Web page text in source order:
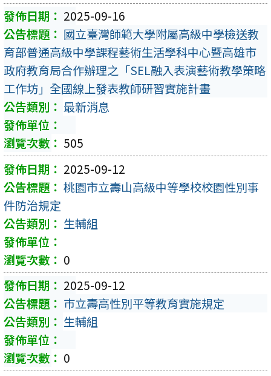
2025-09-16
國立臺灣師範大學附屬高級中學檢送教
育部普通高級中學課程藝術生活學科中心暨高雄市
政府教育局合作辦理之「SEL融入表演藝術教學策略
工作坊」全國線上發表教師研習實施計畫
最新消息
505
2025-09-12
桃園市立壽山高級中等學校校園性別事
件防治規定
生輔組
0
2025-09-12
巿立壽高性別平等教育實施規定
生輔組
0